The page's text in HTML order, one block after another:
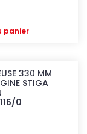
panier
330 MM
STIGA
0